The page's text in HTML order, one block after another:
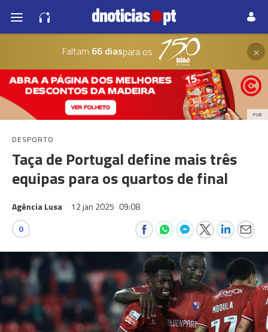
Faltam 66 diaspara os ×
PUB
DESPORTO
Taça de Portugal define mais três
equipas para os quartos de final
Agência Lusa 12 jan 2025 09:08
0